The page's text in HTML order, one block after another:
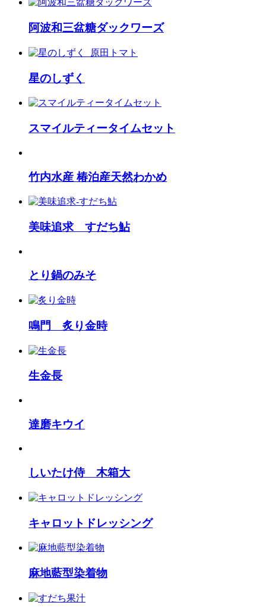
阿波和三盆糖ダックワーズ
星のしずく
スマイルティータイムセット
竹内水産 椿泊産天然わかめ
美味追求 すだち鮎
とり鍋のみそ
鳴門 炙り金時
生金長
達磨キウイ
しいたけ侍 木箱大
キャロットドレッシング
麻地藍型染着物